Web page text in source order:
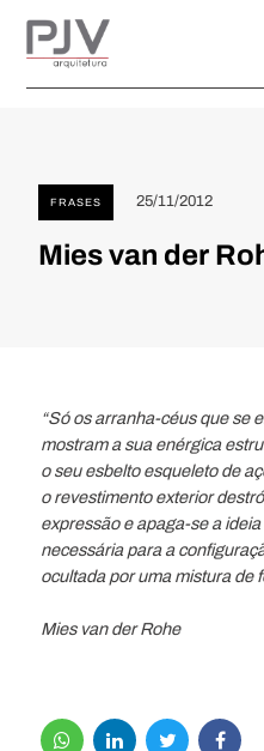
FRASES 25/11/2012
Mies van der
“Só os arranha-céus que se
mostram a sua enérgica
o seu esbelto esqueleto de
o revestimento exterior
expressão e apaga-se a
necessária para a
ocultada por uma mistura de
Mies van der Rohe